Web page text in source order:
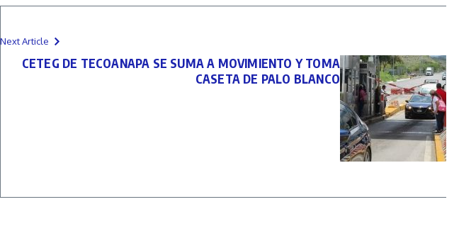
Next Article
CETEG DE TECOANAPA SE SUMA A MOVIMIENTO Y TOMA
CASETA DE PALO BLANCO